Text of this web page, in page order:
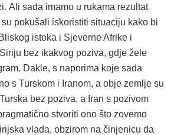
Ali sada imamo u rukama rezultat
pokušali iskoristiti situaciju kako bi
istoka i Sjeverne Afrike i
bez ikakvog poziva, gdje žele
Dakle, s naporima koje sada
s Turskom i Iranom, a obje zemlje su
bez poziva, a Iran s pozivom
stvoriti ono što zovemo
vlada, obzirom na činjenicu da